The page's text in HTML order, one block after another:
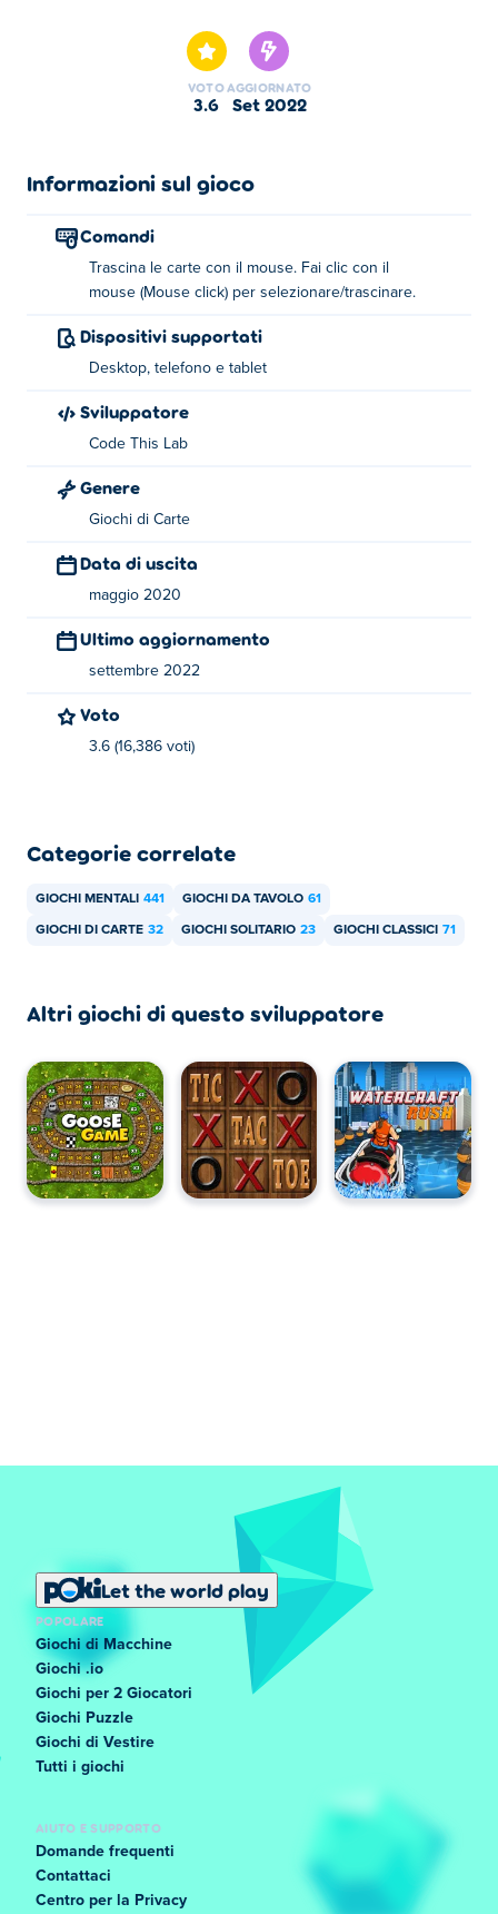
colonne. Crea una catena a colonna singola che parte dal
Re e scende fino all'Asso. Ci sono tre livelli di difficoltà:
Quanto velocemente riesci a finire tutte e tre le modalità?
Usa il cursore per trascinare le carte in giro.
Informazioni sul creatore:
VOTO
3.6
AGGIORNATO
set 2022
Informazioni sul gioco
Comandi
Trascina le carte con il mouse. Fai clic con il
mouse (Mouse click) per selezionare/trascinare.
Dispositivi supportati
Desktop, telefono e tablet
Sviluppatore
Code This Lab
Genere
Giochi di Carte
Data di uscita
maggio 2020
Ultimo aggiornamento
settembre 2022
Voto
3.6 (16,386 voti)
Categorie correlate
GIOCHI MENTALI 441 GIOCHI DA TAVOLO 61
GIOCHI DI CARTE 32 GIOCHI SOLITARIO 23 GIOCHI CLASSICI 71
Altri giochi di questo sviluppatore
Let the world play
POPOLARE
Giochi di Macchine
Giochi .io
Giochi per 2 Giocatori
Giochi Puzzle
Giochi di Vestire
Tutti i giochi
AIUTO E SUPPORTO
Domande frequenti
Contattaci
Centro per la Privacy